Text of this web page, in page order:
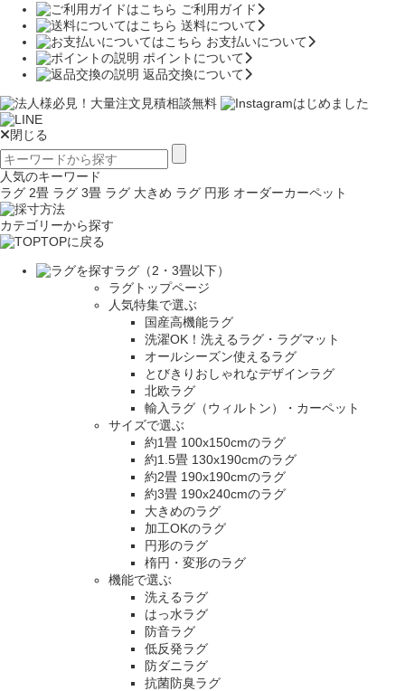
ご利用ガイド
送料について
お支払いについて
ポイントについて
返品交換について
閉じる
人気のキーワード
ラグ 2畳 ラグ 3畳 ラグ 大きめ ラグ 円形 オーダーカーペット
カテゴリーから探す
TOPに戻る
ラグ（2・3畳以下）
ラグトップページ
人気特集で選ぶ
国産高機能ラグ
洗濯OK！洗えるラグ・ラグマット
オールシーズン使えるラグ
とびきりおしゃれなデザインラグ
北欧ラグ
輸入ラグ（ウィルトン）・カーペット
サイズで選ぶ
約1畳 100x150cmのラグ
約1.5畳 130x190cmのラグ
約2畳 190x190cmのラグ
約3畳 190x240cmのラグ
大きめのラグ
加工OKのラグ
円形のラグ
楕円・変形のラグ
機能で選ぶ
洗えるラグ
はっ水ラグ
防音ラグ
低反発ラグ
防ダニラグ
抗菌防臭ラグ